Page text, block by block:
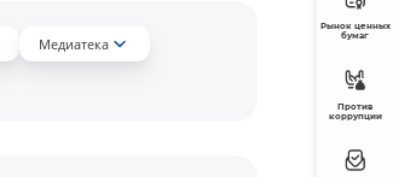
Медиатека
Рынок ценных
бумаг
Против
коррупции